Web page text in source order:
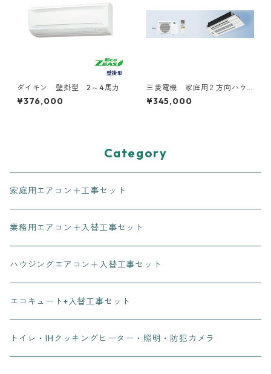
ダイキン 壁掛型 2～4馬力
¥376,000
三菱電機 家庭用２方向ハウ
ジングエアコン 14～20畳用
¥345,000
Category
家庭用エアコン＋工事セット
業務用エアコン＋入替工事セット
ハウジングエアコン＋入替工事セット
エコキュート+入替工事セット
トイレ・IHクッキングヒーター・照明・防犯カメラ